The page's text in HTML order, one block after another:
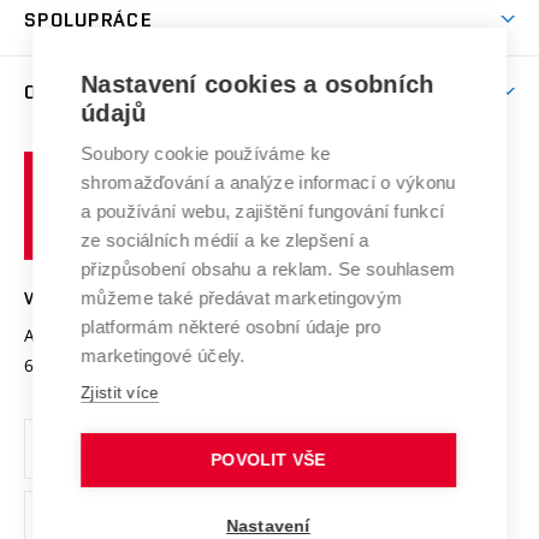
Brno
Celoživotní vzdělávání
E-přihláška
Harmonogram akademického roku
Závěrečné práce
Doktorské studium
Zpracování osobních údajů studentů
Sociální bezpečí
Studium bez bariér
Podpora podnikání
Mezinárodní vědecká rada
Systém zajišťování kvality výzkumu
Výzkumné infrastruktury
Transfer znalostí
Open Science
Projekty
Projekty ze strukturálních fondů
Specifický výzkum
SPOLUPRÁCE
Zahraniční spolupráce
Spolupráce se školami
Služby univerzity
Mezinárodní dohody
Univerzitní sítě
O UNIVERZITĚ
Profil univerzity
Udržitelná univerzita
Podnikavá univerzita / ContriBUTe
Bezpečná univerzita
Vyznamenání
Organizační struktura
Ochrana osobních údajů
učení
technické
VYSOKÉ UČENÍ TECHNICKÉ V BRNĚ
Antonínská 548/1
602 00 Brno
www.vut.cz
vut@vutbr.cz
Nastavení cookies a osobních
údajů
Soubory cookie používáme ke
shromažďování a analýze informací o výkonu
a používání webu, zajištění fungování funkcí
ze sociálních médií a ke zlepšení a
přizpůsobení obsahu a reklam. Se souhlasem
můžeme také předávat marketingovým
platformám některé osobní údaje pro
marketingové účely.
Zjistit více
POVOLIT VŠE
Nastavení